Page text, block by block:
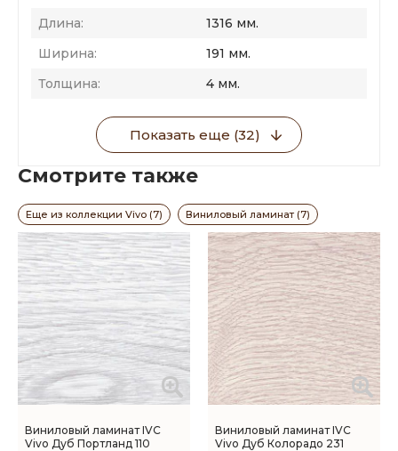
Длина:
1316 мм.
Ширина:
191 мм.
Толщина:
4 мм.
Показать еще (32)
Смотрите также
Еще из коллекции Vivo (7) Виниловый ламинат (7)
Виниловый ламинат IVC
Vivo Дуб Портланд 110
Виниловый ламинат IVC
Vivo Дуб Колорадо 231